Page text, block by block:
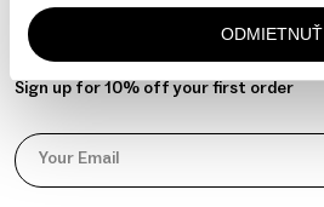
ODMIETNUŤ
NEWSLETTER
Sign up for 10% off your first order
Your Email